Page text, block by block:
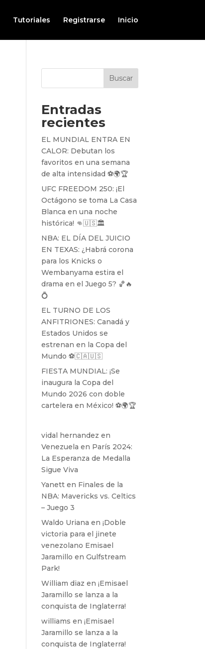
Tutoriales Registrarse Inicio
Buscar
Entradas
recientes
EL MUNDIAL ENTRA EN
CALOR: Debutan los
favoritos en una semana
de alta intensidad ⚽️🌍🏆
UFC FREEDOM 250: ¡El
Octágono se toma La Casa
Blanca en una noche
histórica! 👊🇺🇸🏛️
NBA: EL DÍA DEL JUICIO
EN TEXAS: ¿Habrá corona
para los Knicks o
Wembanyama estira el
drama en el Juego 5? 🏀🔥
💍
EL TURNO DE LOS
ANFITRIONES: Canadá y
Estados Unidos se
estrenan en la Copa del
Mundo ⚽️🇨🇦🇺🇸
FIESTA MUNDIAL: ¡Se
inaugura la Copa del
Mundo 2026 con doble
cartelera en México! ⚽️🌍🏆
vidal hernandez en
Venezuela en París 2024:
La Esperanza de Medalla
Sigue Viva
Yanett en Finales de la
NBA: Mavericks vs. Celtics
– Juego 3
Waldo Uriana en¡Doble
victoria para el jinete
venezolano Emisael
Jaramillo en Gulfstream
Park!
William diaz en¡Emisael
Jaramillo se lanza a la
conquista de Inglaterra!
williams en¡Emisael
Jaramillo se lanza a la
conquista de Inglaterra!